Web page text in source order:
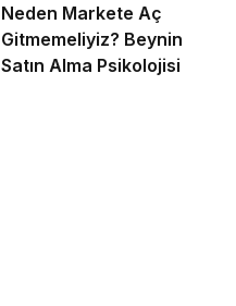
Neden Markete Aç
Gitmemeliyiz? Beynin
Satın Alma Psikolojisi